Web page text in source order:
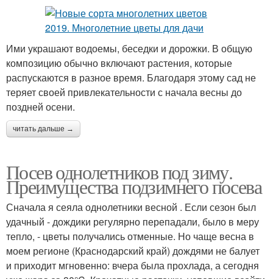
Ими украшают водоемы, беседки и дорожки. В общую
композицию обычно включают растения, которые
распускаются в разное время. Благодаря этому сад не
теряет своей привлекательности с начала весны до
поздней осени.
читать дальше →
Посев однолетников под зиму.
Преимущества подзимнего посева
Сначала я сеяла однолетники весной . Если сезон был
удачный - дождики регулярно перепадали, было в меру
тепло, - цветы получались отменные. Но чаще весна в
моем регионе (Краснодарский край) дождями не балует
и приходит мгновенно: вчера была прохлада, а сегодня